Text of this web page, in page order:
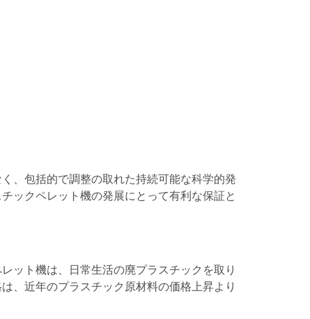
、包括的で調整の取れた持続可能な科学的発
ックペレット機の発展にとって有利な保証と
ット機は、日常生活の廃プラスチックを取り
、近年のプラスチック原材料の価格上昇より